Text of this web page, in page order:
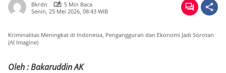
Bkrdn
5 Min Baca
Senin, 25 Mei 2026, 08:43 WIB
Kriminalitas Meningkat di Indonesia, Pengangguran dan Ekonomi Jadi Sorotan
(AI Imagine)
Oleh : Bakaruddin AK